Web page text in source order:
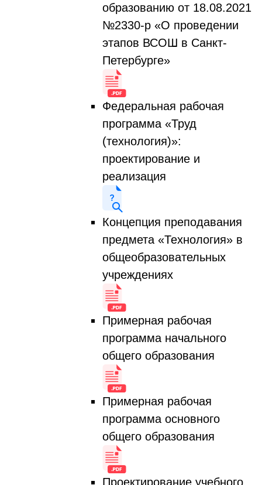
образованию от 18.08.2021
№2330-р «О проведении
этапов ВСОШ в Санкт-
Петербурге»
Федеральная рабочая
программа «Труд
(технология)»:
проектирование и
реализация
Концепция преподавания
предмета «Технология» в
общеобразовательных
учреждениях
Примерная рабочая
программа начального
общего образования
Примерная рабочая
программа основного
общего образования
Проектирование учебного